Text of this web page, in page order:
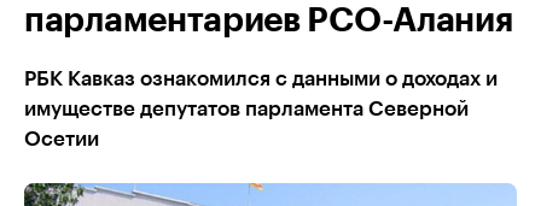
парламентариев РСО-Алания
РБК Кавказ ознакомился с данными о доходах и
имуществе депутатов парламента Северной
Осетии